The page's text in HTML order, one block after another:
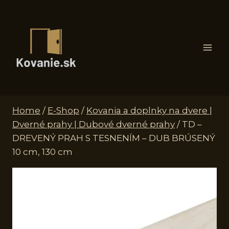
Home / E-Shop / Kovania a doplnky na dvere |
Dverné prahy | Dubové dverné prahy / TD –
DREVENÝ PRAH S TESNENÍM – DUB BRÚSENÝ
10 cm, 130 cm